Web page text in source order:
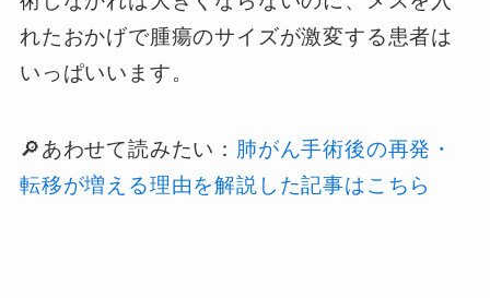
れたおかげで腫瘍のサイズが激変する患者は
いっぱいいます。
🔎あわせて読みたい： 肺がん手術後の再発・
転移が増える理由を解説した記事はこちら